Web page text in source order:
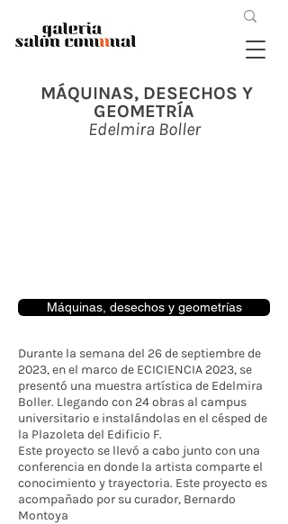
MÁQUINAS, DESECHOS Y
GEOMETRÍA
Edelmira Boller
Máquinas, desechos y geometrías
Durante la semana del 26 de septiembre de
2023, en el marco de ECICIENCIA 2023, se
presentó una muestra artística de Edelmira
Boller. Llegando con 24 obras al campus
universitario e instalándolas en el césped de
la Plazoleta del Edificio F.
Este proyecto se llevó a cabo junto con una
conferencia en donde la artista comparte el
conocimiento y trayectoria. Este proyecto es
acompañado por su curador, Bernardo
Montoya